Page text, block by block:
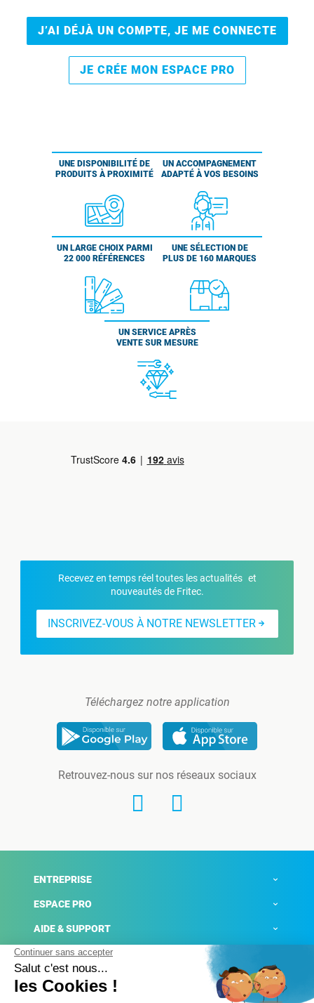
J’AI DÉJÀ UN COMPTE, JE ME CONNECTE
JE CRÉE MON ESPACE PRO
UNE DISPONIBILITÉ DE
PRODUITS À PROXIMITÉ
UN ACCOMPAGNEMENT
ADAPTÉ À VOS BESOINS
UN LARGE CHOIX PARMI
22 000 RÉFÉRENCES
UNE SÉLECTION DE
PLUS DE 160 MARQUES
UN SERVICE APRÈS
VENTE SUR MESURE
Recevez en temps réel toutes les actualités et
nouveautés de Fritec.
INSCRIVEZ-VOUS À NOTRE NEWSLETTER
Téléchargez notre application
Retrouvez-nous sur nos réseaux sociaux
ENTREPRISE
ESPACE PRO
AIDE & SUPPORT
ACTUALITÉS